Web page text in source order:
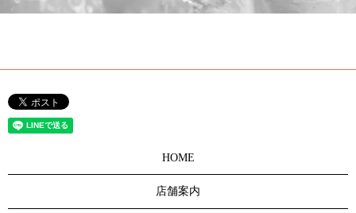
HOME
店舗案内